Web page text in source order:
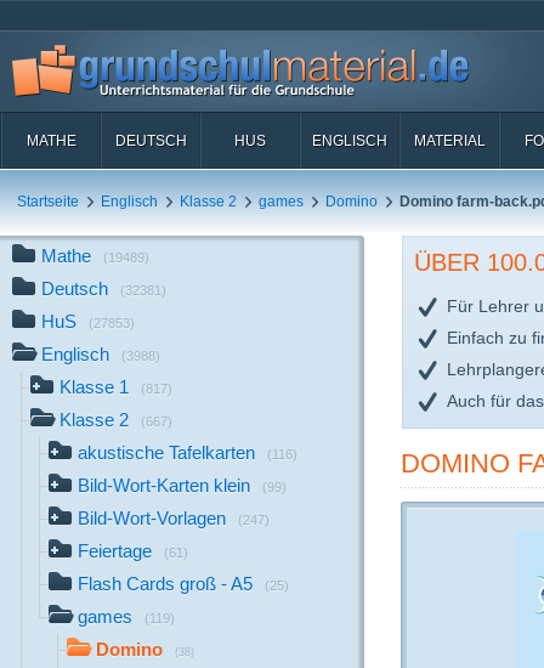
MATHE DEUTSCH HUS ENGLISCH MATERIAL
Startseite Englisch Klasse 2 games Domino Domino farm-
Mathe (19489)
Deutsch (32381)
HuS (27853)
Englisch (3988)
Klasse 1 (817)
Klasse 2 (667)
akustische Tafelkarten (116)
Bild-Wort-Karten klein (99)
Bild-Wort-Vorlagen (247)
Feiertage (61)
Flash Cards groß - A5 (25)
games (119)
Domino (38)
ÜBER
Für Lehrer
Einfach zu
Auch für
DOMINO